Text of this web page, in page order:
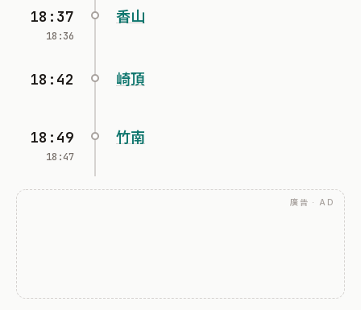
18:37
18:36
香山
18:42 崎頂
18:49
18:47
竹南
廣告 · AD